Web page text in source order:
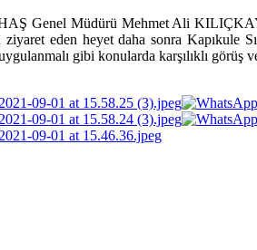
Genel Müdürü Mehmet Ali
eden heyet daha sonra Kapıkule
gibi konularda karşılıklı görüş